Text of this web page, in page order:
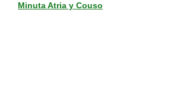
Minuta Atria y Couso